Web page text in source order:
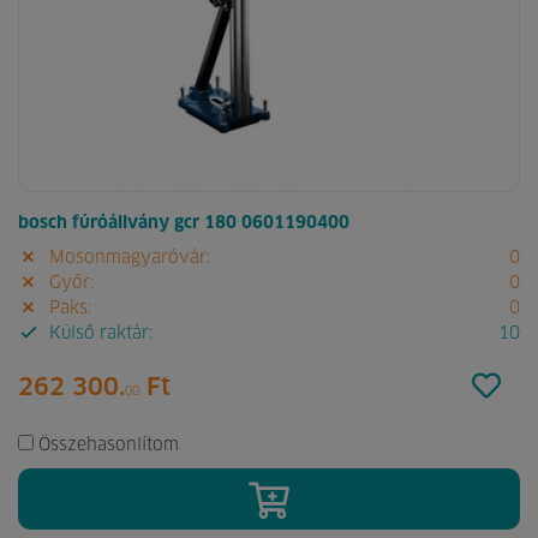
bosch fúróállvány gcr 180 0601190400
Mosonmagyaróvár:
0
Győr:
0
Paks:
0
Külső raktár:
10
262 300.00 Ft
Összehasonlítom